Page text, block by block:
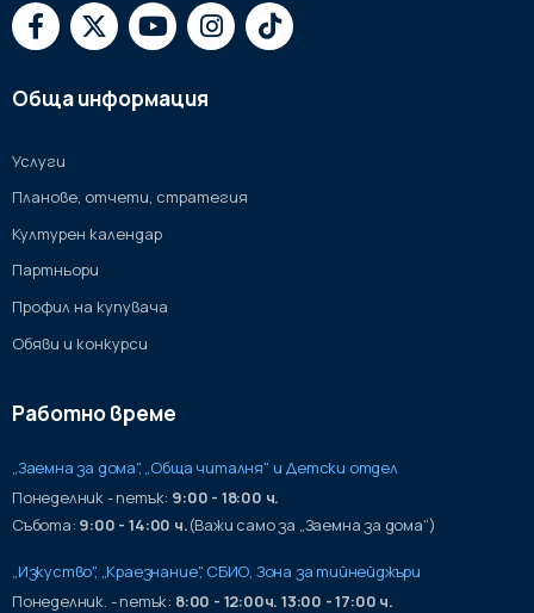
Обща информация
Услуги
Планове, отчети, стратегия
Културен календар
Партньори
Профил на купувача
Обяви и конкурси
Работно време
„Заемна за дома", „Обща читалня" и Детски отдел
Понеделник - петък: 9:00 - 18:00 ч.
Събота: 9:00 - 14:00 ч.(Важи само за „Заемна за дома“)
„Изкуство", „Краезнание", СБИО, Зона за тийнейджъри
Понеделник. - петък: 8:00 - 12:00ч. 13:00 - 17:00 ч.